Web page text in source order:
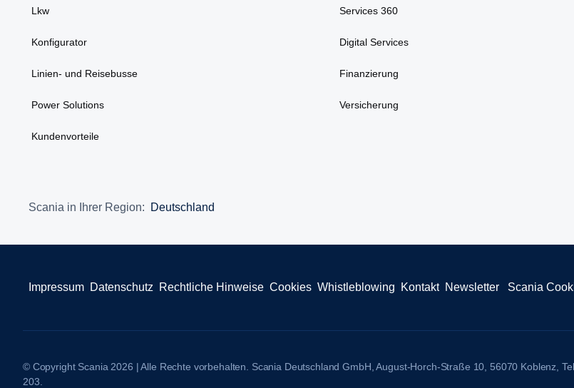
Lkw
Konfigurator
Linien- und Reisebusse
Power Solutions
Kundenvorteile
Services 360
Digital Services
Finanzierung
Versicherung
Scania in Ihrer Region: Deutschland
Impressum Datenschutz Rechtliche Hinweise Cookies Whistleblowing Kontakt Newsletter Scania
© Copyright Scania 2026 | Alle Rechte vorbehalten. Scania Deutschland GmbH, August-Horch-Straße 10, 56070 Koblenz,
203.